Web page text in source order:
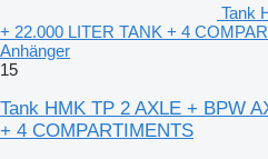
Tank
+ 22.000 LITER TANK + 4
Anhänger
15
Tank HMK TP 2 AXLE + BPW
+ 4 COMPARTIMENTS